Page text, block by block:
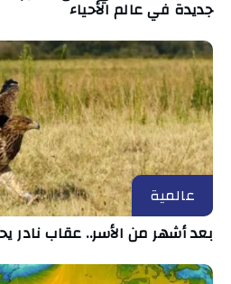
جديدة في عالم الأحياء
عالمية
بعد أشهر من الأسر.. عقاب